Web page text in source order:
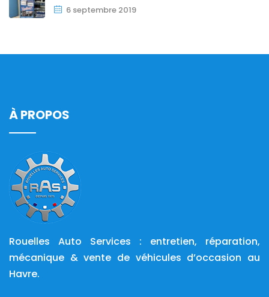
6 septembre 2019
À PROPOS
Rouelles Auto Services : entretien, réparation,
mécanique & vente de véhicules d’occasion au
Havre.